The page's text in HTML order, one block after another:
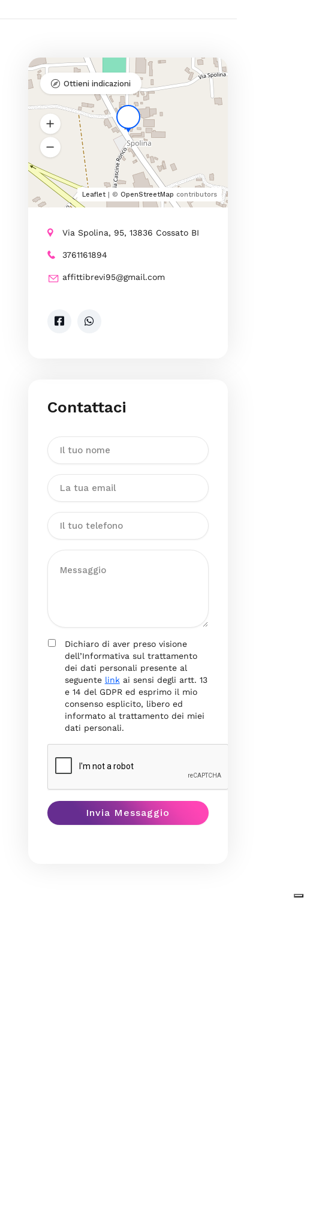
Leaflet| © OpenStreetMap contributors
Ottieni indicazioni
Via Spolina, 95, 13836 Cossato BI
3761161894
affittibrevi95@gmail.com
Contattaci
Dichiaro di aver preso visione
dell’Informativa sul trattamento
dei dati personali presente al
seguente linkai sensi degli artt. 13
e 14 del GDPR ed esprimo il mio
consenso esplicito, libero ed
informato al trattamento dei miei
dati personali.